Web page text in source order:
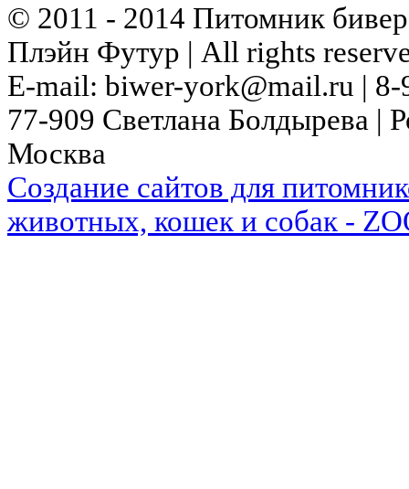
© 2011 - 2014 Питомник
Плэйн Футур | All rights
E-mail: biwer-york@mail.ru | 8-
77-909 Светлана Болдыревa |
Москва
Cоздание сайтов для
животных, кошек и собак -